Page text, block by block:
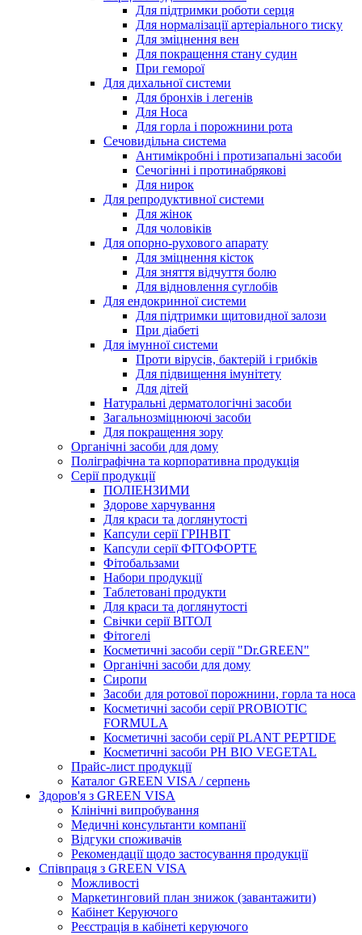
Для підтримки роботи серця
Для нормалізації артеріального тиску
Для зміцнення вен
Для покращення стану судин
При геморої
Для дихальної системи
Для бронхів і легенів
Для Носа
Для горла і порожнини рота
Сечовидільна система
Антимікробні і протизапальні засоби
Сечогінні і протинабрякові
Для нирок
Для репродуктивної системи
Для жінок
Для чоловіків
Для опорно-рухового апарату
Для зміцнення кісток
Для зняття відчуття болю
Для відновлення суглобів
Для ендокринної системи
Для підтримки щитовидної залози
При діабеті
Для імунної системи
Проти вірусів, бактерій і грибків
Для підвищення імунітету
Для дітей
Натуральні дерматологічні засоби
Загальнозміцнюючі засоби
Для покращення зору
Органічні засоби для дому
Поліграфічна та корпоративна продукція
Серії продукції
ПОЛІЕНЗИМИ
Здорове харчування
Для краси та доглянутості
Капсули серії ГРІНВІТ
Капсули серії ФІТОФОРТЕ
Фітобальзами
Набори продукції
Таблетовані продукти
Для краси та доглянутості
Свічки серії ВІТОЛ
Фітогелі
Косметичні засоби серії "Dr.GREEN"
Органічні засоби для дому
Сиропи
Засоби для ротової порожнини, горла та носа
Косметичні засоби серії PROBIOTIC
FORMULA
Косметичні засоби серії PLANT PEPTIDE
Косметичні засоби PH BIO VEGETAL
Прайс-лист продукції
Каталог GREEN VISA / серпень
Здоров'я з GREEN VISA
Клінічні випробування
Медичні консультанти компанії
Відгуки споживачів
Рекомендації щодо застосування продукції
Співпраця з GREEN VISA
Можливості
Маркетинговий план знижок (завантажити)
Кабінет Керуючого
Реєстрація в кабінеті керуючого